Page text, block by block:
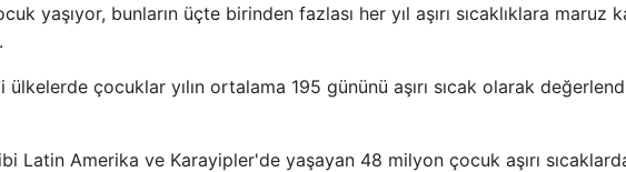
yaşıyor, bunların üçte birinden fazlası her yıl aşırı sıcaklıklara maruz
çocuklar yılın ortalama 195 gününü aşırı sıcak olarak
Latin Amerika ve Karayipler'de yaşayan 48 milyon çocuk aşırı